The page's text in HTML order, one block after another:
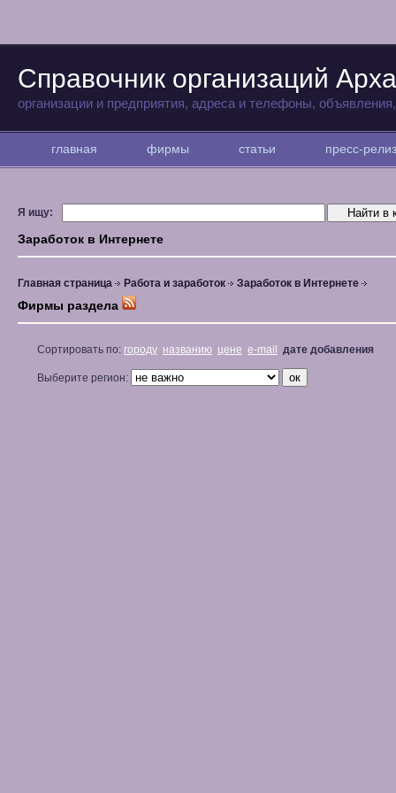
Справочник организаций
организации и предприятия, адреса и телефоны,
главная фирмы статьи пресс-
Я ищу:
Заработок в Интернете
Главная страница Работа и заработок Заработок в Интернете
Фирмы раздела
Сортировать по: городу названию цене e-mail дате добавления
Выберите регион: